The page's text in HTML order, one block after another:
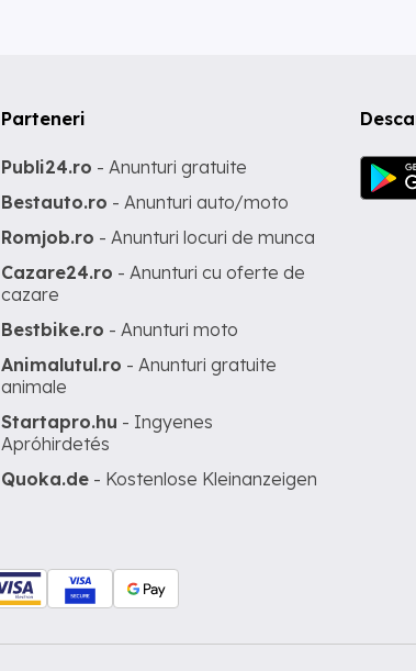
Parteneri
Publi24.ro - Anunturi gratuite
Bestauto.ro - Anunturi auto/moto
Romjob.ro - Anunturi locuri de munca
Cazare24.ro - Anunturi cu oferte de
cazare
Bestbike.ro - Anunturi moto
Animalutul.ro - Anunturi gratuite
animale
Startapro.hu - Ingyenes
Apróhirdetés
Quoka.de - Kostenlose Kleinanzeigen